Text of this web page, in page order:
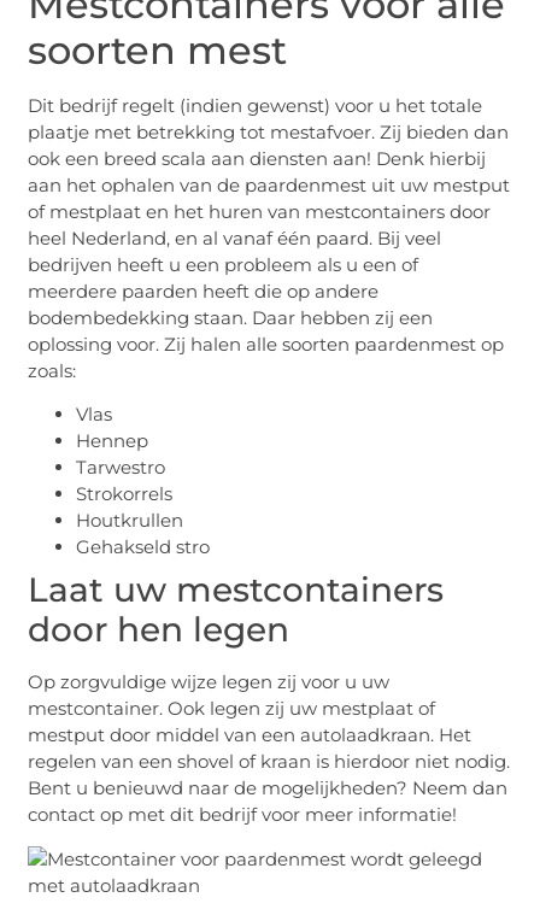
soorten mest
Dit bedrijf regelt (indien gewenst) voor u het totale
plaatje met betrekking tot mestafvoer. Zij bieden dan
ook een breed scala aan diensten aan! Denk hierbij
aan het ophalen van de paardenmest uit uw mestput
of mestplaat en het huren van mestcontainers door
heel Nederland, en al vanaf één paard. Bij veel
bedrijven heeft u een probleem als u een of
meerdere paarden heeft die op andere
bodembedekking staan. Daar hebben zij een
oplossing voor. Zij halen alle soorten paardenmest op
zoals:
Vlas
Hennep
Tarwestro
Strokorrels
Houtkrullen
Gehakseld stro
Laat uw mestcontainers
door hen legen
Op zorgvuldige wijze legen zij voor u uw
mestcontainer. Ook legen zij uw mestplaat of
mestput door middel van een autolaadkraan. Het
regelen van een shovel of kraan is hierdoor niet nodig.
Bent u benieuwd naar de mogelijkheden? Neem dan
contact op met dit bedrijf voor meer informatie!